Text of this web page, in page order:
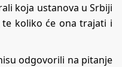
koja ustanova u Srbiji
te koliko će ona trajati i
odgovorili na pitanje